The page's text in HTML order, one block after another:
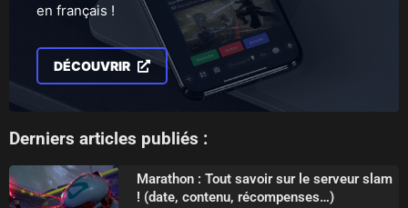
en français !
DÉCOUVRIR
Derniers articles publiés :
Marathon : Tout savoir sur le serveur slam
! (date, contenu, récompenses…)